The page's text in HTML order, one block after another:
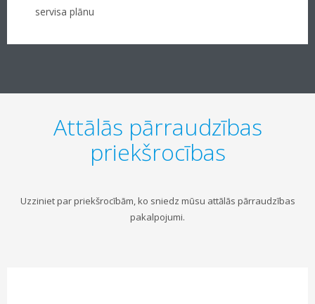
servisa plānu
Attālās pārraudzības
priekšrocības
Uzziniet par priekšrocībām, ko sniedz mūsu attālās pārraudzības
pakalpojumi.